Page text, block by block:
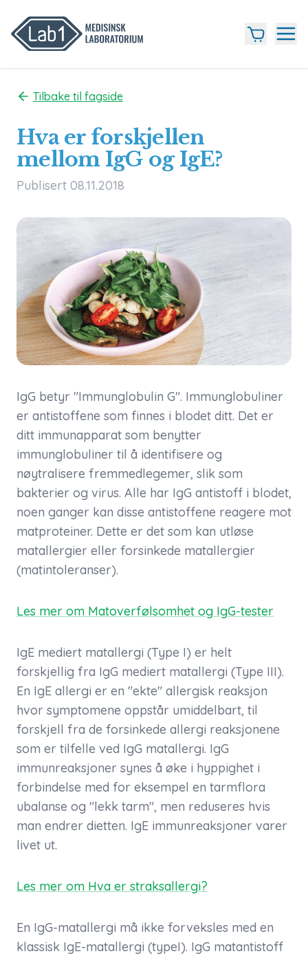
Tilbake til fagside
Hva er forskjellen
mellom IgG og IgE?
Publisert 08.11.2018
IgG betyr "Immunglobulin G". Immunglobuliner
er antistoffene som finnes i blodet ditt. Det er
ditt immunapparat som benytter
immunglobuliner til å identifisere og
nøytralisere fremmedlegemer, slik som
bakterier og virus. Alle har IgG antistoff i blodet,
noen ganger kan disse antistoffene reagere mot
matproteiner. Dette er det som kan utløse
matallergier eller forsinkede matallergier
(matintoleranser).
Les mer om Matoverfølsomhet og IgG-tester
IgE mediert matallergi (Type I) er helt
forskjellig fra IgG mediert matallergi (Type III).
En IgE allergi er en "ekte" allergisk reaksjon
hvor symptomene oppstår umiddelbart, til
forskjell fra de forsinkede allergi reaksjonene
som er tilfelle ved IgG matallergi. IgG
immunreaksjoner synes å øke i hyppighet i
forbindelse med for eksempel en tarmflora
ubalanse og "lekk tarm", men reduseres hvis
man endrer dietten. IgE immunreaksjoner varer
livet ut.
Les mer om Hva er straksallergi?
En IgG-matallergi må ikke forveksles med en
klassisk IgE-matallergi (typeI). IgG matantistoff